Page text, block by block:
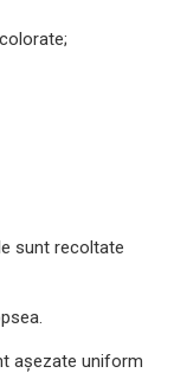
sunt recoltate
așezate uniform